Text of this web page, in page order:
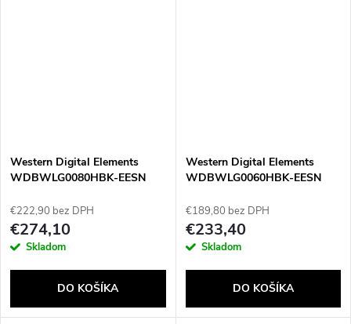
Western Digital Elements
WDBWLG0080HBK-EESN
Micro-USB B 3.2 Gen 1 (3.1
Gen 1) Čierna
€222,90 bez DPH
€274,10
Skladom
DO KOŠÍKA
Western Digital Elements
WDBWLG0060HBK-EESN
Micro-USB B 3.2 Gen 1 (3.1
Gen 1) Čierna
€189,80 bez DPH
€233,40
Skladom
DO KOŠÍKA